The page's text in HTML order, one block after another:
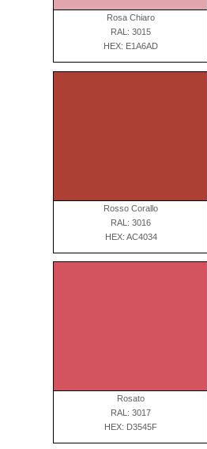
Rosa Chiaro
RAL: 3015
HEX: E1A6AD
Rosso Corallo
RAL: 3016
HEX: AC4034
Rosato
RAL: 3017
HEX: D3545F